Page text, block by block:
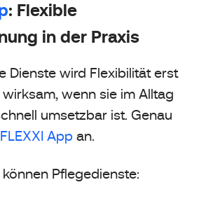
: Flexible
in der Praxis
Dienste wird Flexibilität erst
wenn sie im Alltag
umsetzbar ist. Genau
FLEXXI App an.
Pflegedienste: